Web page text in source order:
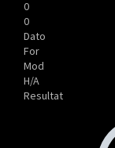
0
0
Dato
For
Mod
H/A
Resultat